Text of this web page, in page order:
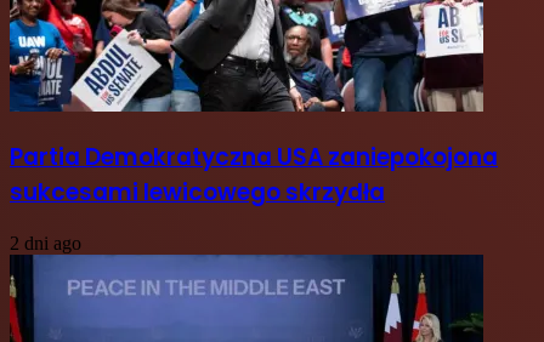
Partia Demokratyczna USA zaniepokojona
sukcesami lewicowego skrzydła
2 dni ago